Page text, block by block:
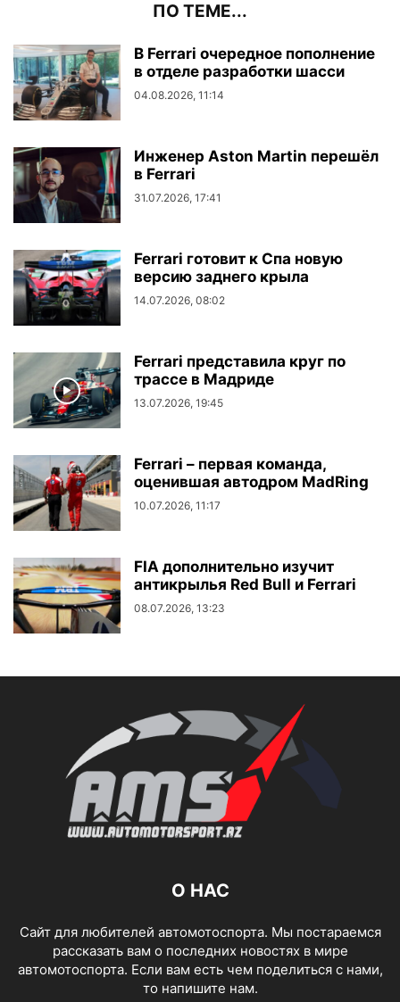
ПО ТЕМЕ...
В Ferrari очередное пополнение
в отделе разработки шасси
04.08.2026, 11:14
Инженер Aston Martin перешёл
в Ferrari
31.07.2026, 17:41
Ferrari готовит к Спа новую
версию заднего крыла
14.07.2026, 08:02
Ferrari представила круг по
трассе в Мадриде
13.07.2026, 19:45
Ferrari – первая команда,
оценившая автодром MadRing
10.07.2026, 11:17
FIA дополнительно изучит
антикрылья Red Bull и Ferrari
08.07.2026, 13:23
О НАС
Сайт для любителей автомотоспорта. Мы постараемся
рассказать вам о последних новостях в мире
автомотоспорта. Если вам есть чем поделиться с нами,
то напишите нам.